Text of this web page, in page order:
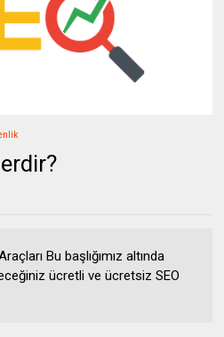
Bu başlığımız altında
ücretli ve ücretsiz SEO